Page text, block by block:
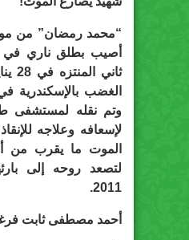
أصيب بطلق ناري
الغضب بالإسكندرية
وتم نقله لمستشفى
لإسعافه وعلاجه
الموت ما يقرب من
2011.
أحمد مصطفى ثابت